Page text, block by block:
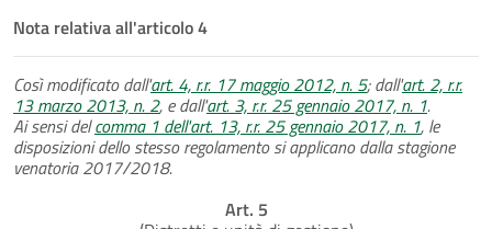
Nota relativa all'articolo 4
Così modificato dall'art. 4, r.r. 17 maggio 2012, n. 5; dall'art. 2, r.r.
13 marzo 2013, n. 2, e dall'art. 3, r.r. 25 gennaio 2017, n. 1.
Ai sensi delcomma 1 dell'art. 13, r.r. 25 gennaio 2017, n. 1, le
disposizioni dello stesso regolamento si applicano dalla stagione
venatoria 2017/2018.
Art. 5